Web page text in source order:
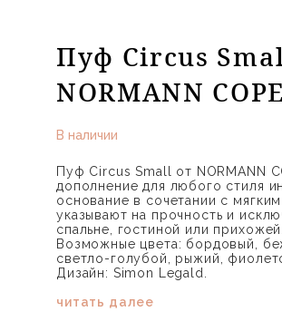
Пуф Circus
NORMANN
В наличии
Пуф Circus Small от NORMANN
дополнение для любого стиля
основание в сочетании с
указывают на прочность и
спальне, гостиной или прихожей.
Возможные цвета: бордовый,
светло-голубой, рыжий,
Дизайн: Simon Legald.
читать далее